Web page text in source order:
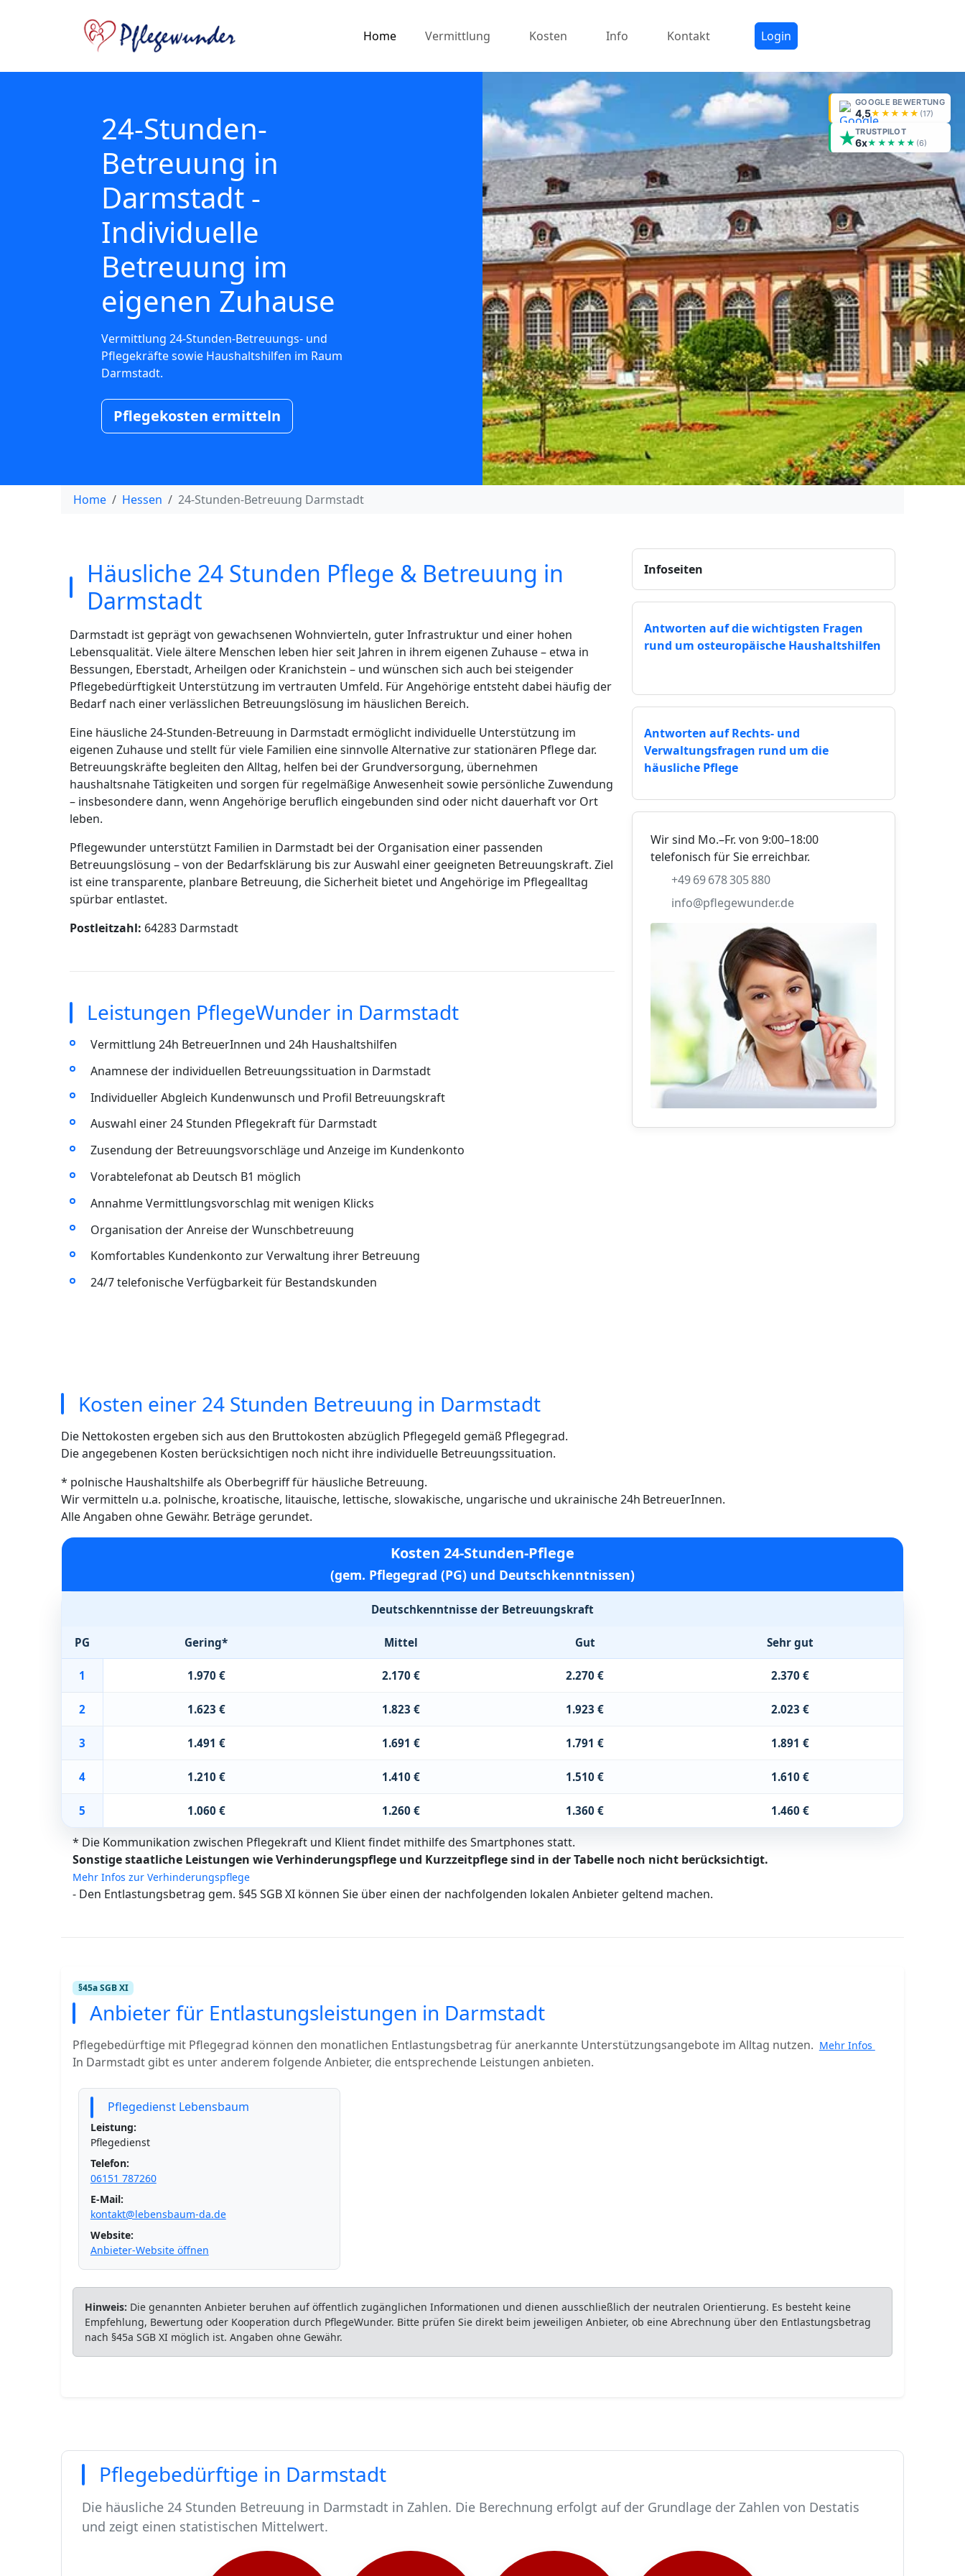
Home Vermittlung Kosten Info Kontakt Login
GOOGLE BEWERTUNG
4,5★★★★★ (17)
TRUSTPILOT
6x★★★★★ (6)
24-Stunden-
Betreuung in
Darmstadt -
Individuelle
Betreuung im
eigenen Zuhause
Vermittlung 24-Stunden-Betreuungs- und
Pflegekräfte sowie Haushaltshilfen im Raum
Darmstadt.
Pflegekosten ermitteln
Home Hessen 24-Stunden-Betreuung Darmstadt
Häusliche 24 Stunden Pflege & Betreuung in
Darmstadt
Darmstadt ist geprägt von gewachsenen Wohnvierteln, guter Infrastruktur und einer hohen
Lebensqualität. Viele ältere Menschen leben hier seit Jahren in ihrem eigenen Zuhause – etwa in
Bessungen, Eberstadt, Arheilgen oder Kranichstein – und wünschen sich auch bei steigender
Pflegebedürftigkeit Unterstützung im vertrauten Umfeld. Für Angehörige entsteht dabei häufig der
Bedarf nach einer verlässlichen Betreuungslösung im häuslichen Bereich.
Eine häusliche 24-Stunden-Betreuung in Darmstadt ermöglicht individuelle Unterstützung im
eigenen Zuhause und stellt für viele Familien eine sinnvolle Alternative zur stationären Pflege dar.
Betreuungskräfte begleiten den Alltag, helfen bei der Grundversorgung, übernehmen
haushaltsnahe Tätigkeiten und sorgen für regelmäßige Anwesenheit sowie persönliche Zuwendung
– insbesondere dann, wenn Angehörige beruflich eingebunden sind oder nicht dauerhaft vor Ort
leben.
Pflegewunder unterstützt Familien in Darmstadt bei der Organisation einer passenden
Betreuungslösung – von der Bedarfsklärung bis zur Auswahl einer geeigneten Betreuungskraft. Ziel
ist eine transparente, planbare Betreuung, die Sicherheit bietet und Angehörige im Pflegealltag
spürbar entlastet.
Postleitzahl: 64283 Darmstadt
Leistungen PflegeWunder in Darmstadt
Vermittlung 24h BetreuerInnen und 24h Haushaltshilfen
Anamnese der individuellen Betreuungssituation in Darmstadt
Individueller Abgleich Kundenwunsch und Profil Betreuungskraft
Auswahl einer 24 Stunden Pflegekraft für Darmstadt
Zusendung der Betreuungsvorschläge und Anzeige im Kundenkonto
Vorabtelefonat ab Deutsch B1 möglich
Annahme Vermittlungsvorschlag mit wenigen Klicks
Organisation der Anreise der Wunschbetreuung
Komfortables Kundenkonto zur Verwaltung ihrer Betreuung
24/7 telefonische Verfügbarkeit für Bestandskunden
Infoseiten
Antworten auf die wichtigsten Fragen
rund um osteuropäische Haushaltshilfen
Antworten auf Rechts- und
Verwaltungsfragen rund um die
häusliche Pflege
Wir sind Mo.–Fr. von 9:00–18:00
telefonisch für Sie erreichbar.
+49 69 678 305 880
info@pflegewunder.de
Kosten einer 24 Stunden Betreuung in Darmstadt
Die Nettokosten ergeben sich aus den Bruttokosten abzüglich Pflegegeld gemäß Pflegegrad.
Die angegebenen Kosten berücksichtigen noch nicht ihre individuelle Betreuungssituation.
* polnische Haushaltshilfe als Oberbegriff für häusliche Betreuung.
Wir vermitteln u.a. polnische, kroatische, litauische, lettische, slowakische, ungarische und ukrainische 24h BetreuerInnen.
Alle Angaben ohne Gewähr. Beträge gerundet.
Kosten 24-Stunden-Pflege
(gem. Pflegegrad (PG) und Deutschkenntnissen)
Deutschkenntnisse der Betreuungskraft
PG Gering* Mittel Gut Sehr gut
1 1.970 € 2.170 € 2.270 € 2.370 €
2 1.623 € 1.823 € 1.923 € 2.023 €
3 1.491 € 1.691 € 1.791 € 1.891 €
4 1.210 € 1.410 € 1.510 € 1.610 €
5 1.060 € 1.260 € 1.360 € 1.460 €
* Die Kommunikation zwischen Pflegekraft und Klient findet mithilfe des Smartphones statt.
Sonstige staatliche Leistungen wie Verhinderungspflege und Kurzzeitpflege sind in der Tabelle noch nicht berücksichtigt.
Mehr Infos zur Verhinderungspflege
- Den Entlastungsbetrag gem. §45 SGB XI können Sie über einen der nachfolgenden lokalen Anbieter geltend machen.
§45a SGB XI
Anbieter für Entlastungsleistungen in Darmstadt
Pflegebedürftige mit Pflegegrad können den monatlichen Entlastungsbetrag für anerkannte Unterstützungsangebote im Alltag nutzen. Mehr Infos
In Darmstadt gibt es unter anderem folgende Anbieter, die entsprechende Leistungen anbieten.
Pflegedienst Lebensbaum
Leistung:
Pflegedienst
Telefon:
06151 787260
E-Mail:
kontakt@lebensbaum-da.de
Website:
Anbieter-Website öffnen
Hinweis: Die genannten Anbieter beruhen auf öffentlich zugänglichen Informationen und dienen ausschließlich der neutralen Orientierung. Es besteht keine
Empfehlung, Bewertung oder Kooperation durch PflegeWunder. Bitte prüfen Sie direkt beim jeweiligen Anbieter, ob eine Abrechnung über den Entlastungsbetrag
nach §45a SGB XI möglich ist. Angaben ohne Gewähr.
Pflegebedürftige in Darmstadt
Die häusliche 24 Stunden Betreuung in Darmstadt in Zahlen. Die Berechnung erfolgt auf der Grundlage der Zahlen von Destatis
und zeigt einen statistischen Mittelwert.
In Darmstadt leben rund 167029 Menschen.
Von diesen 167029 Einwohnern sind rund 10189 pflegebedürftig.
Ca. 1630 dieser pflegebedürftigen Menschen werden stationär gepflegt*.
Der Großteil der Pflegebedürftigen in Darmstadt, rund 8559 werden häuslich gepflegt.